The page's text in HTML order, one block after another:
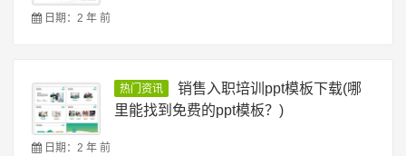
日期：2 年 前
热门资讯
销售入职培训ppt模板下载(哪
里能找到免费的ppt模板？)
日期：2 年 前